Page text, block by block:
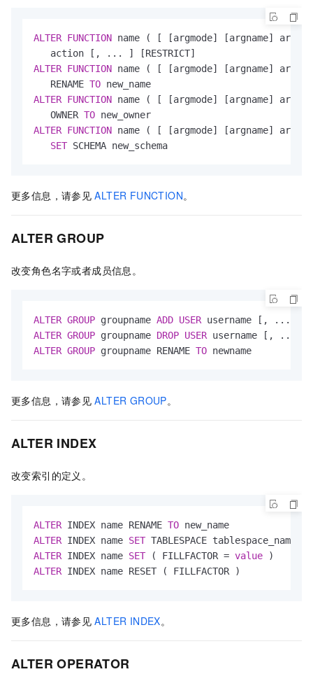
ALTER FUNCTION name ( [ [argmode] [argname]
ALTER FUNCTION name ( [ [argmode] [argname]
   RENAME
TO
ALTER FUNCTION name ( [ [argmode] [argname]
   OWNER
TO
ALTER FUNCTION name ( [ [argmode] [argname]
SET SCHEMA new_schema
更多信息，请参见 ALTER FUNCTION。
ALTER GROUP
改变角色名字或者成员信息。
ALTER GROUP groupname ADD USER
ALTER GROUP groupname DROP USER
ALTER GROUP groupname RENAME TO newname
更多信息，请参见 ALTER GROUP。
ALTER INDEX
改变索引的定义。
ALTER INDEX name RENAME TO
ALTER INDEX name SET
ALTER INDEX name SET ( FILLFACTOR = value
ALTER INDEX name RESET ( FILLFACTOR )
更多信息，请参见 ALTER INDEX。
ALTER OPERATOR